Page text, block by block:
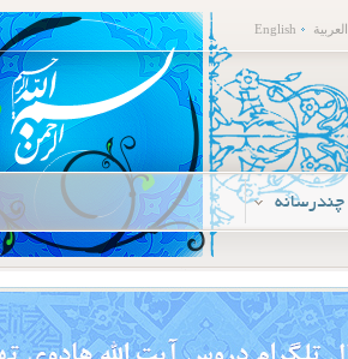
العربية English
چندرسانه